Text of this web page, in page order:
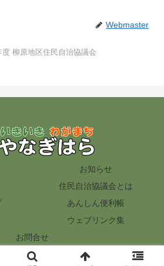
Webmaster
度 柳原地区住民自治協議会
お知らせ
住民自治協議会とは
あんしん便利帳
ウェブリンク集
お問合せ
き わがまち『やなぎはら』.